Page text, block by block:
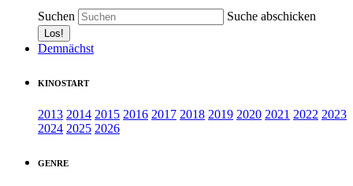
Suchen Suche abschicken
Demnächst
KINOSTART
2013 2014 2015 2016 2017 2018 2019 2020 2021 2022 2023
2024 2025 2026
GENRE